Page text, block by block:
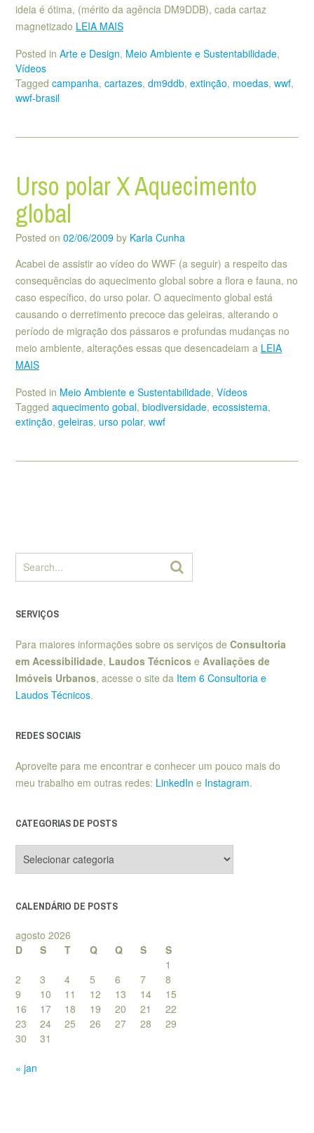
ideia é ótima, (mérito da agência DM9DDB), cada cartaz
magnetizado LEIA MAIS
Posted in Arte e Design, Meio Ambiente e Sustentabilidade,
Vídeos
Tagged campanha, cartazes, dm9ddb, extinção, moedas, wwf,
wwf-brasil
Urso polar X Aquecimento
global
Posted on 02/06/2009 by Karla Cunha
Acabei de assistir ao vídeo do WWF (a seguir) a respeito das
consequências do aquecimento global sobre a flora e fauna, no
caso específico, do urso polar. O aquecimento global está
causando o derretimento precoce das geleiras, alterando o
período de migração dos pássaros e profundas mudanças no
meio ambiente, alterações essas que desencadeiam a LEIA
MAIS
Posted in Meio Ambiente e Sustentabilidade, Vídeos
Tagged aquecimento gobal, biodiversidade, ecossistema,
extinção, geleiras, urso polar, wwf
SERVIÇOS
Para maiores informações sobre os serviços de Consultoria
em Acessibilidade, Laudos Técnicos e Avaliações de
Imóveis Urbanos, acesse o site da Item 6 Consultoria e
Laudos Técnicos.
REDES SOCIAIS
Aproveite para me encontrar e conhecer um pouco mais do
meu trabalho em outras redes: LinkedIn e Instagram.
CATEGORIAS DE POSTS
de
CALENDÁRIO DE POSTS
agosto 2026
D
S T Q Q S
S
1
2
3 4 5 6 7
8
9
10 11 12 13 14
15
16
17 18 19 20 21
22
23
24 25 26 27 28
29
30
31
« jan